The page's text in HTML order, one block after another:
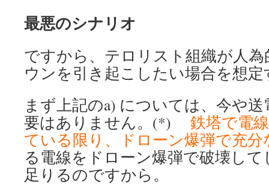
最悪のシナリオ
ですから、テロリスト組織が人
ウンを引き起こしたい場合を想
まず上記のa) については、今や
要はありません。(*) 鉄塔で電
ている限り、ドローン爆弾で充
る電線をドローン爆弾で破壊し
足りるのですから。